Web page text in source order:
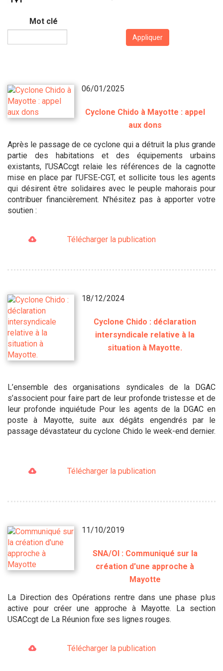
Mot clé
Appliquer
06/01/2025
Cyclone Chido à Mayotte : appel
aux dons
Après le passage de ce cyclone qui a détruit la plus grande
partie des habitations et des équipements urbains
existants, l’USACcgt relaie les références de la cagnotte
mise en place par l’UFSE-CGT, et sollicite tous les agents
qui désirent être solidaires avec le peuple mahorais pour
contribuer financièrement. N’hésitez pas à apporter votre
soutien :
Télécharger la publication
18/12/2024
Cyclone Chido : déclaration
intersyndicale relative à la
situation à Mayotte.
L’ensemble des organisations syndicales de la DGAC
s’associent pour faire part de leur profonde tristesse et de
leur profonde inquiétude Pour les agents de la DGAC en
poste à Mayotte, suite aux dégâts engendrés par le
passage dévastateur du cyclone Chido le week-end dernier.
Télécharger la publication
11/10/2019
SNA/OI : Communiqué sur la
création d'une approche à
Mayotte
La Direction des Opérations rentre dans une phase plus
active pour créer une approche à Mayotte. La section
USACcgt de La Réunion fixe ses lignes rouges.
Télécharger la publication